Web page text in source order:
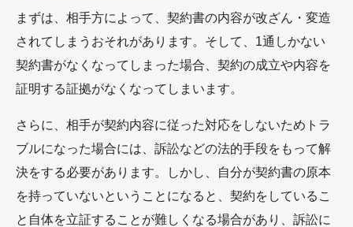
まずは、相手方によって、契約書の内容が改ざん・変造
されてしまうおそれがあります。そして、1通しかない
契約書がなくなってしまった場合、契約の成立や内容を
証明する証拠がなくなってしまいます。
さらに、相手が契約内容に従った対応をしないためトラ
ブルになった場合には、訴訟などの法的手段をもって解
決をする必要があります。しかし、自分が契約書の原本
を持っていないということになると、契約をしているこ
と自体を立証することが難しくなる場合があり、訴訟に